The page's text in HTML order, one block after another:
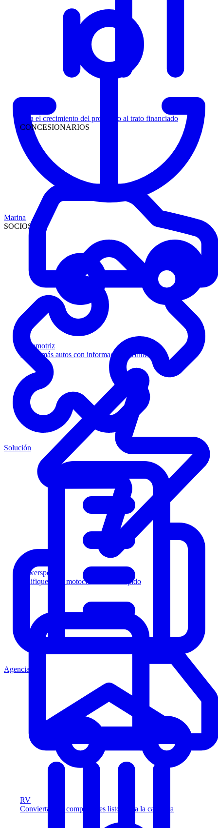
Siga el crecimiento del prospecto al trato financiado
CONCESIONARIOS
Automotriz
Venda más autos con información crediticia
Powersports
Califique a los motociclistas más rápido
RV
Convierta más compradores listos para la carretera
Marina
SOCIOS
Solución
Agencia